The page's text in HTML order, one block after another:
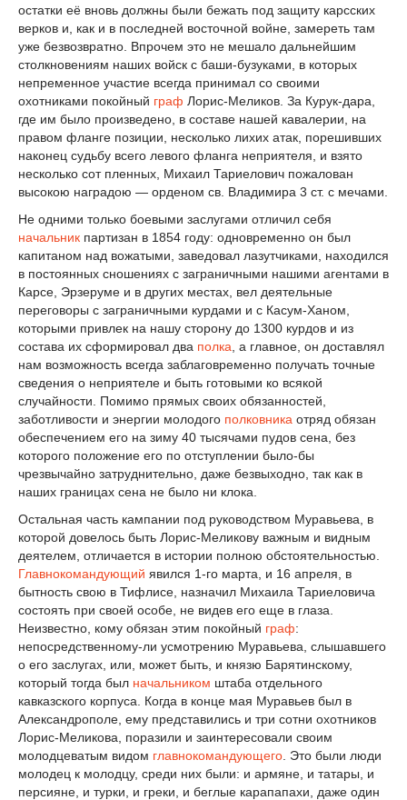
остатки её вновь должны были бежать под защиту карсских
верков и, как и в последней восточной войне, замереть там
уже безвозвратно. Впрочем это не мешало дальнейшим
столкновениям наших войск с баши-бузуками, в которых
непременное участие всегда принимал со своими
охотниками покойный граф Лорис-Меликов. За Курук-дара,
где им было произведено, в составе нашей кавалерии, на
правом фланге позиции, несколько лихих атак, порешивших
наконец судьбу всего левого фланга неприятеля, и взято
несколько сот пленных, Михаил Тариелович пожалован
высокою наградою — орденом св. Владимира 3 ст. с мечами.
Не одними только боевыми заслугами отличил себя
начальник партизан в 1854 году: одновременно он был
капитаном над вожатыми, заведовал лазутчиками, находился
в постоянных сношениях с заграничными нашими агентами в
Карсе, Эрзеруме и в других местах, вел деятельные
переговоры с заграничными курдами и с Касум-Ханом,
которыми привлек на нашу сторону до 1300 курдов и из
состава их сформировал два полка , а главное, он доставлял
нам возможность всегда заблаговременно получать точные
сведения о неприятеле и быть готовыми ко всякой
случайности. Помимо прямых своих обязанностей,
заботливости и энергии молодого полковника отряд обязан
обеспечением его на зиму 40 тысячами пудов сена, без
которого положение его по отступлении было-бы
чрезвычайно затруднительно, даже безвыходно, так как в
наших границах сена не было ни клока.
Остальная часть кампании под руководством Муравьева, в
которой довелось быть Лорис-Меликову важным и видным
деятелем, отличается в истории полною обстоятельностью.
Главнокомандующий явился 1-го марта, и 16 апреля, в
бытность свою в Тифлисе, назначил Михаила Тариеловича
состоять при своей особе, не видев его еще в глаза.
Неизвестно, кому обязан этим покойный граф:
непосредственному-ли усмотрению Муравьева, слышавшего
о его заслугах, или, может быть, и князю Барятинскому,
который тогда был начальником штаба отдельного
кавказского корпуса. Когда в конце мая Муравьев был в
Александрополе, ему представились и три сотни охотников
Лорис-Меликова, поразили и заинтересовали своим
молодцеватым видом главнокомандующего . Это были люди
молодец к молодцу, среди них были: и армяне, и татары, и
персияне, и турки, и греки, и беглые карапапахи, даже один